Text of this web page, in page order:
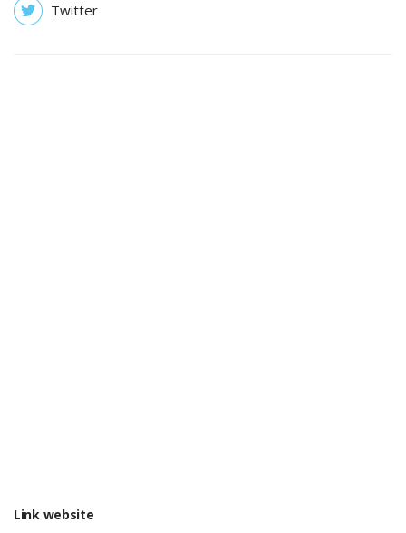
Twitter
Link website